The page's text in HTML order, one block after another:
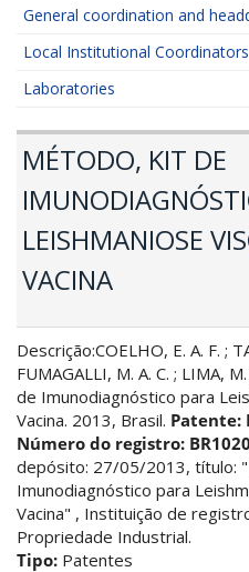
General coordination and
Local Institutional Coordinators
Laboratories
MÉTODO, KIT DE
LEISHMANIOSE
VACINA
Descrição:COELHO, E. A. F. ;
FUMAGALLI, M. A. C. ; LIMA, M.
de Imunodiagnóstico para
Vacina. 2013, Brasil. Patente:
Número do registro:
depósito: 27/05/2013, título:
Imunodiagnóstico para
Vacina" , Instituição de
Propriedade Industrial.
Tipo: Patentes